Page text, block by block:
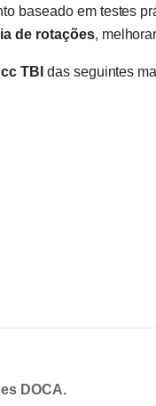
baseado em testes
de rotações,
TBI das seguintes
DOCA.